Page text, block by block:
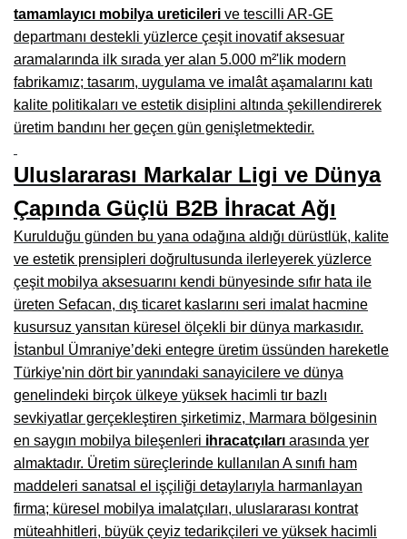
Şanlıurfa Mobilyacılar, Mobilya Mağazaları, Firmaları
Trabzon Mobilyacılar, Mobilya İmalatçıları, Mağazaları
Erzurum Mobilyacılar, Mobilya İmalatçıları, Mağazaları
Afyon Mobilyacılar, Mobilya Mağazaları, İmalatçıları
Karabağlar Mobilyacıları, Mobilya İmalatçıları, Firmaları
Aydın Mobilya Mağazaları, Firmaları, Dekorasyon Firmaları
Bilecik Mobilyacılar, Mobilya İmalatçıları, Mağazaları
Çorum Mobilyacılar, Mobilya Mağazaları, İmalatçıları
Denizli Mobilyacılar, Mobilya Üreticileri, Mağazaları
Adıyaman Mobilyacılar, Mobilya İmalatçıları, Mağazaları
Ağrı Mobilyacılar, Mobilya İmalatçıları, Mağazaları
Edirne Mobilyacilar, Mobilya İmalatçıları, Mağazaları
Erzincan Mobilyacılar, Mobilya İmalatçıları, Mağazaları
Yozgat Mobilya Mağazaları, İmalatçıları, Mobilyacıları
tamamlayıcı mobilya ureticileri ve tescilli AR-GE
departmanı destekli yüzlerce çeşit inovatif aksesuar
aramalarında ilk sırada yer alan 5.000 m²'lik modern
fabrikamız; tasarım, uygulama ve imalât aşamalarını katı
kalite politikaları ve estetik disiplini altında şekillendirerek
üretim bandını her geçen gün genişletmektedir.
Uluslararası Markalar Ligi ve Dünya
Çapında Güçlü B2B İhracat Ağı
Kurulduğu günden bu yana odağına aldığı dürüstlük, kalite
ve estetik prensipleri doğrultusunda ilerleyerek yüzlerce
çeşit mobilya aksesuarını kendi bünyesinde sıfır hata ile
üreten Sefacan, dış ticaret kaslarını seri imalat hacmine
kusursuz yansıtan küresel ölçekli bir dünya markasıdır.
İstanbul Ümraniye’deki entegre üretim üssünden hareketle
Türkiye'nin dört bir yanındaki sanayicilere ve dünya
genelindeki birçok ülkeye yüksek hacimli tır bazlı
sevkiyatlar gerçekleştiren şirketimiz, Marmara bölgesinin
en saygın mobilya bileşenleri ihracatçıları arasında yer
almaktadır. Üretim süreçlerinde kullanılan A sınıfı ham
maddeleri sanatsal el işçiliği detaylarıyla harmanlayan
firma; küresel mobilya imalatçıları, uluslararası kontrat
müteahhitleri, büyük çeyiz tedarikçileri ve yüksek hacimli